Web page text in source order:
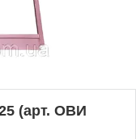
(арт. ОВИ